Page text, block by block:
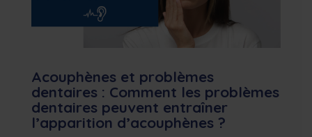
Acouphènes et problèmes
dentaires : Comment les problèmes
dentaires peuvent entraîner
l’apparition d’acouphènes ?